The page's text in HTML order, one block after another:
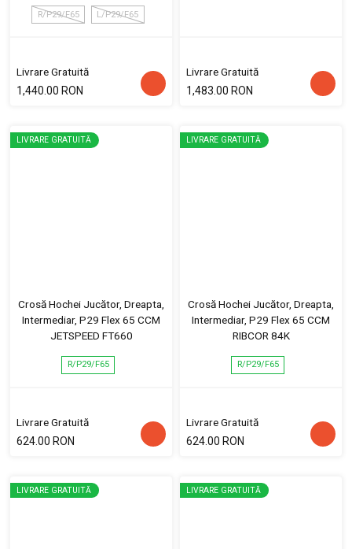
R/P29/F65 L/P29/F65
Livrare Gratuită
1,440.00 RON
Livrare Gratuită
1,483.00 RON
LIVRARE GRATUITĂ
Crosă Hochei Jucător, Dreapta,
Intermediar, P29 Flex 65 CCM
JETSPEED FT660
R/P29/F65
Livrare Gratuită
624.00 RON
LIVRARE GRATUITĂ
Crosă Hochei Jucător, Dreapta,
Intermediar, P29 Flex 65 CCM
RIBCOR 84K
R/P29/F65
Livrare Gratuită
624.00 RON
LIVRARE GRATUITĂ LIVRARE GRATUITĂ